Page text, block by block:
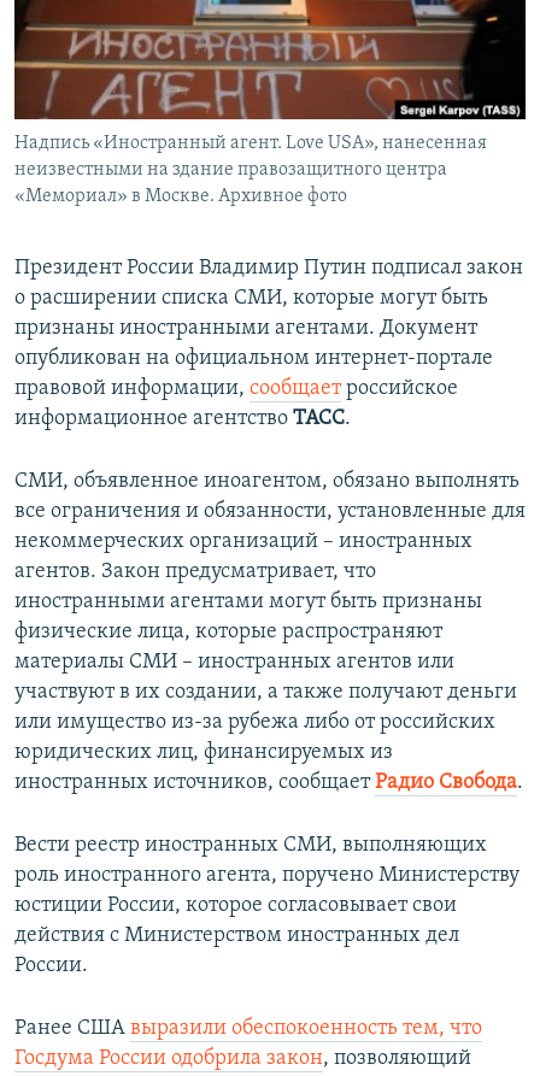
ПОБЕДИТЕЛЕЙ НЕ СУДЯТ?
КРЫМ.НЕПОКОРЕННЫЙ
ELIFBE
УКРАИНСКАЯ ПРОБЛЕМА КРЫМА
ПРИСОЕДИНЯЙТЕСЬ!
Все сайты RFE/RL
Надпись «Иностранный агент. Love USA», нанесенная
неизвестными на здание правозащитного центра
«Мемориал» в Москве. Архивное фото
Президент России Владимир Путин подписал закон
о расширении списка СМИ, которые могут быть
признаны иностранными агентами. Документ
опубликован на официальном интернет-портале
правовой информации, сообщаетроссийское
информационное агентство ТАСС.
СМИ, объявленное иноагентом, обязано выполнять
все ограничения и обязанности, установленные для
некоммерческих организаций – иностранных
агентов. Закон предусматривает, что
иностранными агентами могут быть признаны
физические лица, которые распространяют
материалы СМИ – иностранных агентов или
участвуют в их создании, а также получают деньги
или имущество из‑за рубежа либо от российских
юридических лиц, финансируемых из
иностранных источников, сообщаетРадио Свобода.
Вести реестр иностранных СМИ, выполняющих
роль иностранного агента, поручено Министерству
юстиции России, которое согласовывает свои
действия с Министерством иностранных дел
России.
Ранее США выразили обеспокоенность тем, что
Госдума России одобрила закон, позволяющий